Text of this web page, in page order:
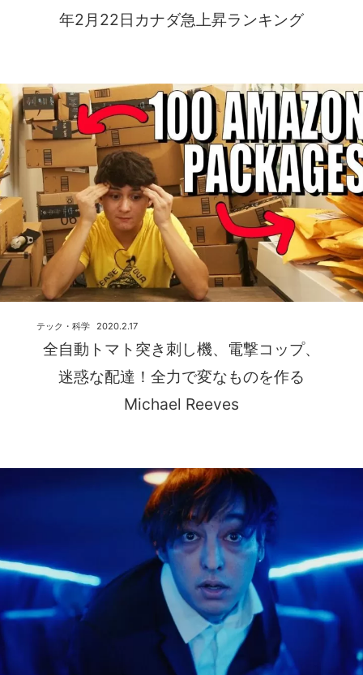
年2月22日カナダ急上昇ランキング
全自動トマト突き刺し機、電撃コップ、
迷惑な配達！全力で変なものを作る
Michael Reeves
2020.2.17
テック・科学